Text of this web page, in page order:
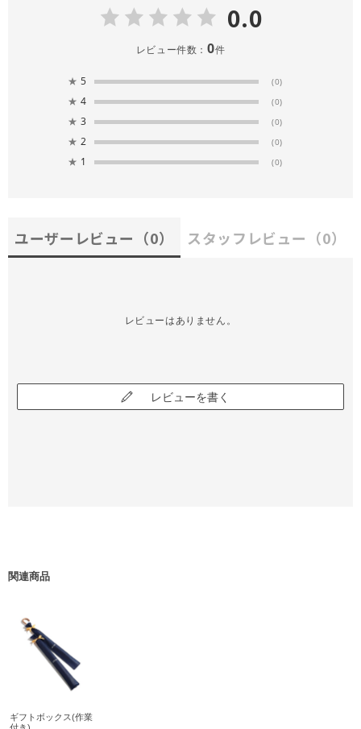
0.0
レビュー件数： 0件
★ 5 (0)
★ 4 (0)
★ 3 (0)
★ 2 (0)
★ 1 (0)
ユーザーレビュー （0） スタッフレビュー （0）
レビューはありません。
レビューを書く
関連商品
ギフトボックス(作業